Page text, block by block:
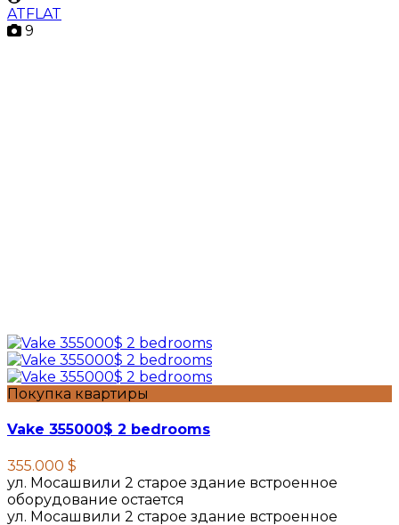
ATFLAT
9
Покупка квартиры
Vake 355000$ 2 bedrooms
355.000 $
ул. Мосашвили 2 старое здание встроенное
оборудование остается
ул. Мосашвили 2 старое здание встроенное